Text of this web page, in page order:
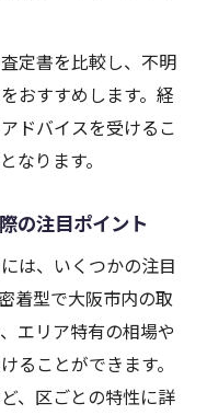
定書を比較し、不明
おすすめします。経
ドバイスを受けるこ
なります。
の注目ポイント
は、いくつかの注目
着型で大阪市内の取
エリア特有の相場や
ることができます。
、区ごとの特性に詳